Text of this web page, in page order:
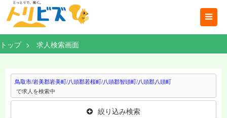
トップ 求人検索画面
鳥取市/岩美郡岩美町/八頭郡若桜町/八頭郡智頭町/八頭郡八頭町
で求人を検索中
絞り込み検索